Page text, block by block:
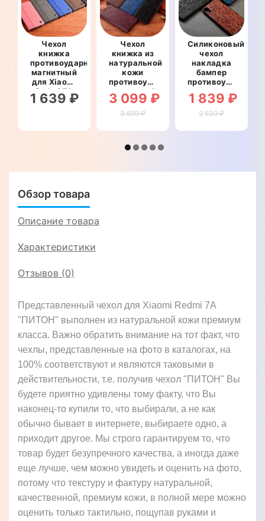
Чехол
книжка
противоударный
магнитный
для Xiaomi
Redmi 7A
"PRIVILEGE"
1 639 ₽
Чехол
книжка из
натуральной
кожи
противоударный
магнитный
для Xiaomi
Redmi 7A
3 099 ₽
3 699 ₽
Силиконовый
чехол
накладка
бампер
противоударный
со
вставкой
из
кожи для
1 839 ₽
2 539 ₽
Обзор товара
Описание товара
Характеристики
Отзывов (0)
Представленный чехол для Xiaomi Redmi 7A
"ПИТОН" выполнен из натуральной кожи премиум
класса. Важно обратить внимание на тот факт, что
чехлы, представленные на фото в каталогах, на
100% соответствуют и являются таковыми в
действительности, т.е. получив чехол "ПИТОН" Вы
будете приятно удивлены тому факту, что Вы
наконец-то купили то, что выбирали, а не как
обычно бывает в интернете, выбираете одно, а
приходит другое. Мы строго гарантируем то, что
товар будет безупречного качества, а иногда даже
еще лучше, чем можно увидеть и оценить на фото,
потому что текстуру и фактуру натуральной,
качественной, премиум кожи, в полной мере можно
оценить только тактильно, пощупав руками и